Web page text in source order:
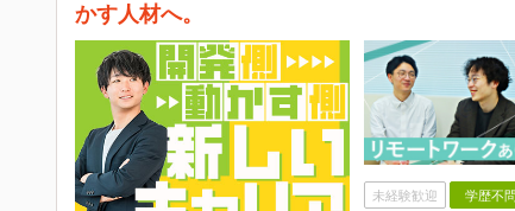
かす人材へ。
未経験歓迎 学歴不問